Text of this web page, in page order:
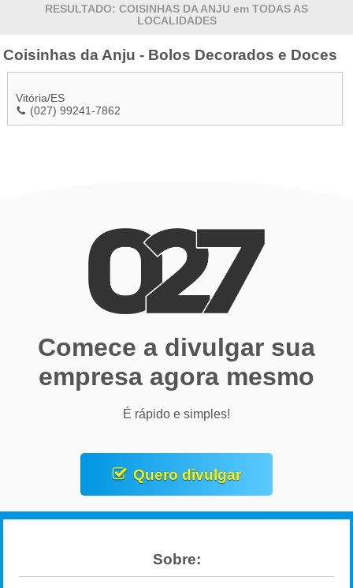
RESULTADO: COISINHAS DA ANJU em TODAS AS
LOCALIDADES
Coisinhas da Anju - Bolos Decorados e Doces
Vitória/ES
(027) 99241-7862
Comece a divulgar sua
empresa agora mesmo
É rápido e simples!
Quero divulgar
Sobre: